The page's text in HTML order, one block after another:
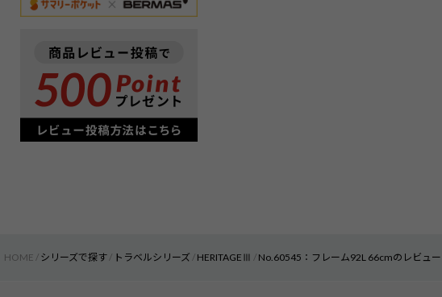
HOME シリーズで探す トラベルシリーズ HERITAGEⅢ No.60545：フレーム92L 66cmのレビュー